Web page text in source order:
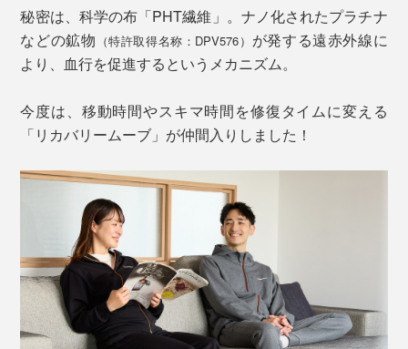
秘密は、科学の布「PHT繊維」。ナノ化されたプラチナ
などの鉱物 （特許取得名称：DPV576） が発する遠赤外線に
より、血行を促進するというメカニズム。
今度は、移動時間やスキマ時間を修復タイムに変える
「リカバリームーブ」が仲間入りしました！